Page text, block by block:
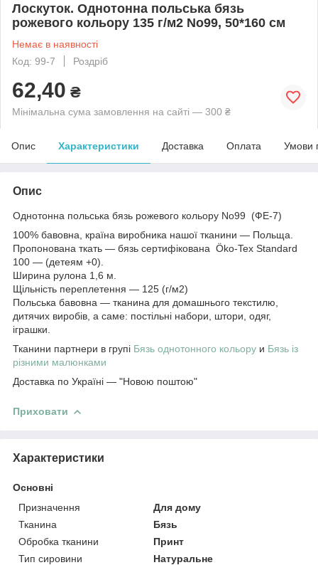
Лоскуток. Однотонна польська бязь
рожевого кольору 135 г/м2 No99, 50*160 см
Немає в наявності
Код: 99-7
Роздріб
62,40 ₴
Мінімальна сума замовлення на сайті — 300 ₴
Опис Характеристики Доставка Оплата Умови
Опис
Однотонна польська бязь рожевого кольору No99 (ФЕ-7)
100% бавовна, країна виробника нашої тканини — Польща.
Пропонована ткать — бязь сертифікована Öko-Tex Standard
100 — (детеям +0).
Ширина рулона 1,6 м.
Щільність переплетення — 125 (г/м2)
Польська бавовна — тканина для домашнього текстилю,
дитячих виробів, а саме: постільні набори, штори, одяг,
іграшки.
Тканини партнери в групі Бязь однотонного кольору и Бязь із
різними малюнками
Доставка по Україні — "Новою поштою"
Приховати
Характеристики
Основні
Призначення
Для дому
Тканина
Бязь
Обробка тканини
Принт
Тип сировини
Натуральне